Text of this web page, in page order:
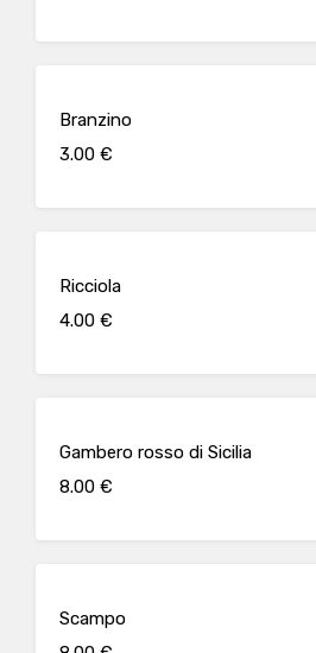
Branzino
3.00 €
Ricciola
4.00 €
Gambero rosso di Sicilia
8.00 €
Scampo